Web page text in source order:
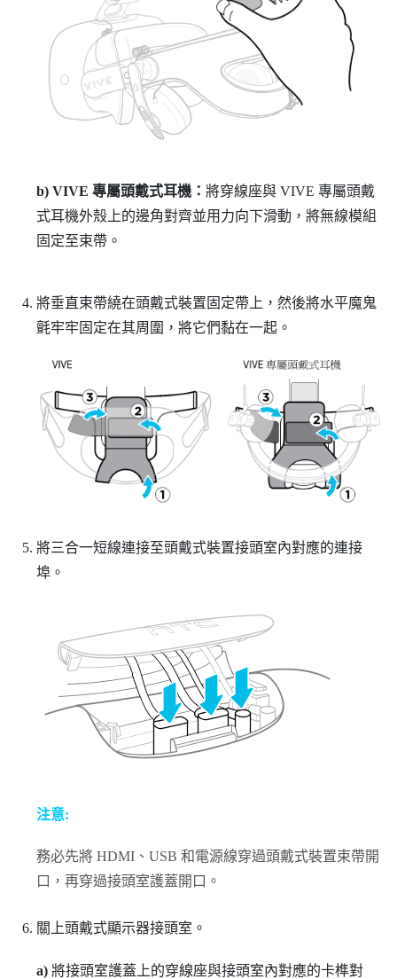
b) VIVE 專屬頭戴式耳機： 將穿線座與 VIVE 專屬頭戴
式耳機外殼上的邊角對齊並用力向下滑動，將無線模組
固定至束帶。
將垂直束帶繞在頭戴式裝置固定帶上，然後將水平魔鬼
氈牢牢固定在其周圍，將它們黏在一起。
將三合一短線連接至頭戴式裝置接頭室內對應的連接
埠。
注意:
務必先將 HDMI、USB 和電源線穿過頭戴式裝置束帶開
口，再穿過接頭室護蓋開口。
關上頭戴式顯示器接頭室。
a)將接頭室護蓋上的穿線座與接頭室內對應的卡榫對